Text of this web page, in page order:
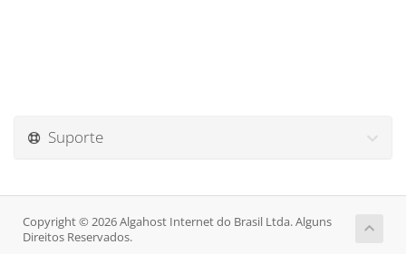
Suporte
Copyright © 2026 Algahost Internet do Brasil Ltda. Alguns
Direitos Reservados.